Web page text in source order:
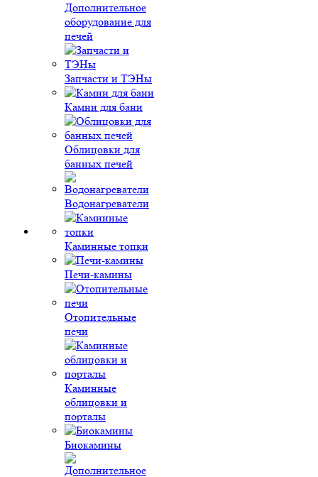
Дополнительное
оборудование для
печей
Запчасти и ТЭНы
Камни для бани
Облицовки для
банных печей
Водонагреватели
Каминные топки
Печи-камины
Отопительные
печи
Каминные
облицовки и
порталы
Биокамины